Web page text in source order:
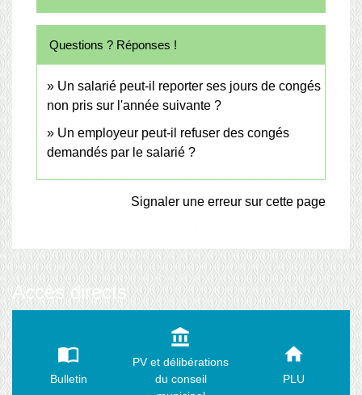
Questions ? Réponses !
Un salarié peut-il reporter ses jours de congés
non pris sur l'année suivante ?
Un employeur peut-il refuser des congés
demandés par le salarié ?
Signaler une erreur sur cette page
Accès directs
import_contacts
Bulletin
account_balance
PV et délibérations
du conseil
home
PLU